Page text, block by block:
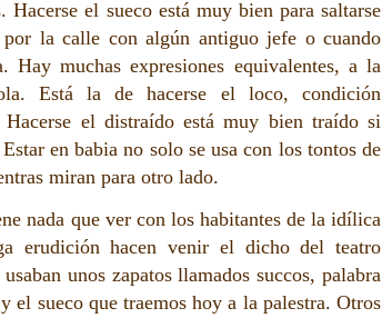
el sueco está muy bien para saltarse
la calle con algún antiguo jefe o cuando
Hay muchas expresiones equivalentes, a la
Está la de hacerse el loco, condición
el distraído está muy bien traído si
en babia no solo se usa con los tontos de
miran para otro lado.
nada que ver con los habitantes de la idílica
erudición hacen venir el dicho del teatro
unos zapatos llamados succos, palabra
el sueco que traemos hoy a la palestra. Otros